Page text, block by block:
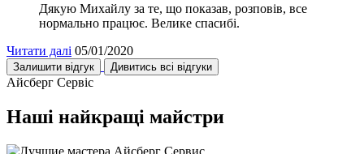
Дякую Михайлу за те, що показав, розповів, все
нормально працює. Велике спасибі.
Читати далі 05/01/2020
Залишити відгук Дивитись всі відгуки
Айсберг Сервіс
Наші найкращі майстри